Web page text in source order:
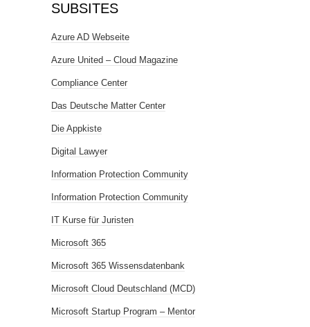
SUBSITES
Azure AD Webseite
Azure United – Cloud Magazine
Compliance Center
Das Deutsche Matter Center
Die Appkiste
Digital Lawyer
Information Protection Community
Information Protection Community
IT Kurse für Juristen
Microsoft 365
Microsoft 365 Wissensdatenbank
Microsoft Cloud Deutschland (MCD)
Microsoft Startup Program – Mentor